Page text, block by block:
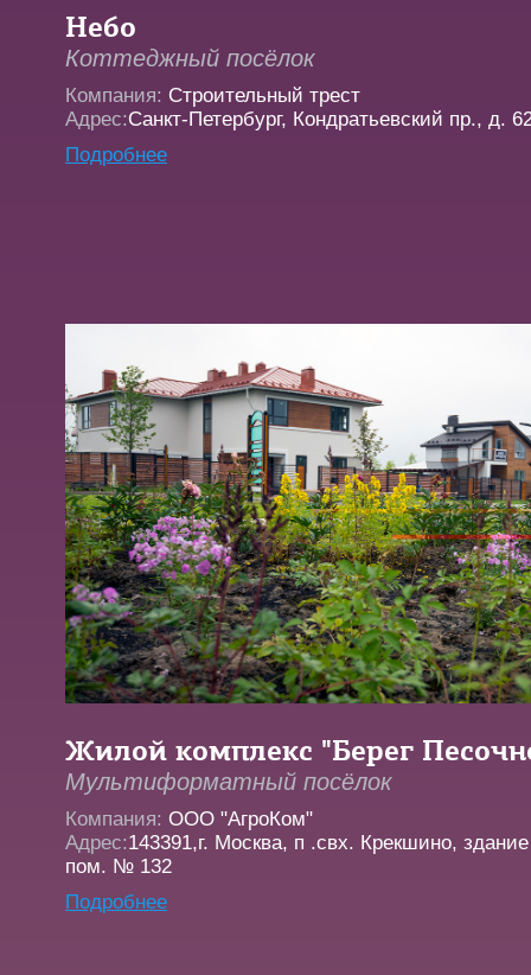
Небо
Коттеджный посёлок
Компания: Строительный трест
Адрес:Санкт-Петербург, Кондратьевский пр., д.
Подробнее
Жилой комплекс "Берег
Мультиформатный посёлок
Компания: ООО "АгроКом"
Адрес:143391,г. Москва, п .свх. Крекшино,
пом. № 132
Подробнее